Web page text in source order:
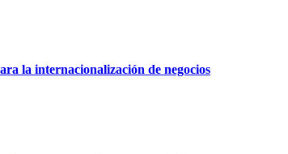
la internacionalización de negocios